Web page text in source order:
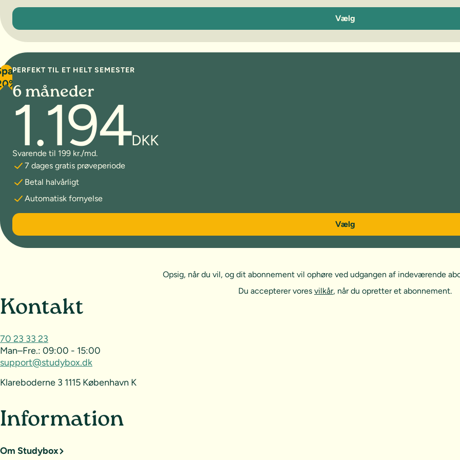
3 måneder
Vælg
PERFEKT TIL ET HELT SEMESTER
6 måneder
1.194DKK
Svarende til 199 kr./md.
7 dages gratis prøveperiode
Betal halvårligt
Automatisk fornyelse
6 måneder
Vælg
Opsig, når du vil, og dit abonnement vil ophøre ved udgangen af indeværende
Du accepterer vores vilkår, når du opretter et abonnement.
Sideoversigt og kontakt
Kontakt
70 23 33 23
Man–Fre.: 09:00 - 15:00
support@studybox.dk
Klareboderne 3 1115 København K
Information
Om Studybox